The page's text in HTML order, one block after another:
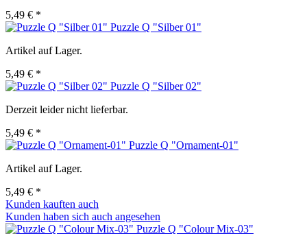
5,49 € *
Puzzle Q "Silber 01"
Artikel auf Lager.
5,49 € *
Puzzle Q "Silber 02"
Derzeit leider nicht lieferbar.
5,49 € *
Puzzle Q "Ornament-01"
Artikel auf Lager.
5,49 € *
Kunden kauften auch
Kunden haben sich auch angesehen
Puzzle Q "Colour Mix-03"